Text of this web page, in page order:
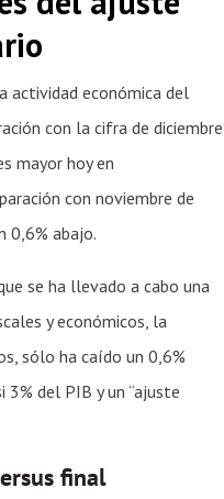
actividad económica del
con la cifra de diciembre
mayor hoy en
con noviembre de
0,6% abajo.
se ha llevado a cabo una
y económicos, la
sólo ha caído un 0,6%
3% del PIB y un “ajuste